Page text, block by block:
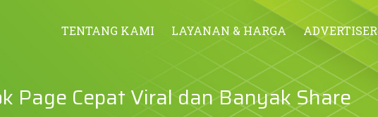
TENTANG KAMI LAYANAN & HARGA ADVERTISER
Page Cepat Viral dan Banyak Share